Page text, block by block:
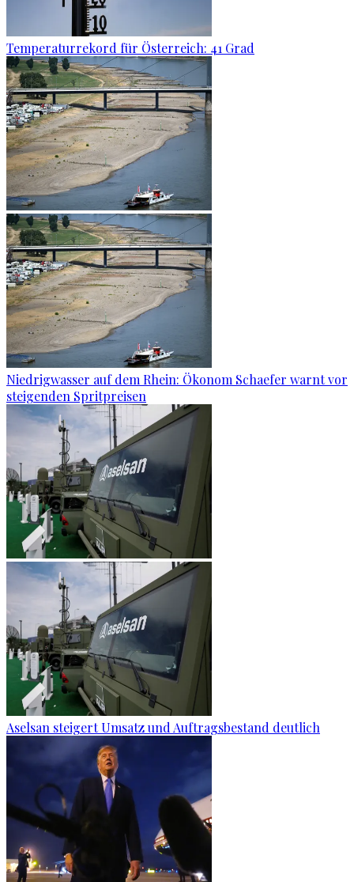
Temperaturrekord für Österreich: 41 Grad
Niedrigwasser auf dem Rhein: Ökonom Schaefer warnt vor
steigenden Spritpreisen
Aselsan steigert Umsatz und Auftragsbestand deutlich